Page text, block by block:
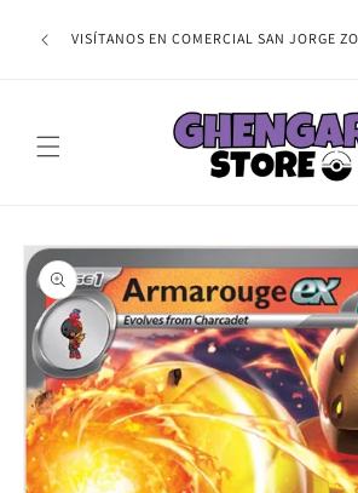
directamente
al contenido
TU
VISÍTANOS EN COMERCIAL SAN JORGE
directamente
a la
información
del producto